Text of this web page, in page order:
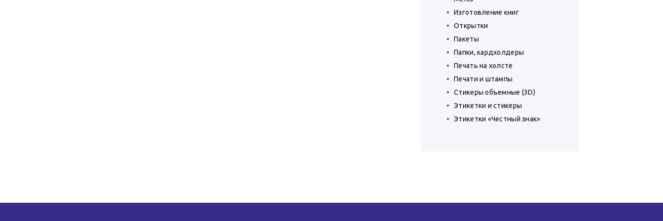
Изготовление книг
Открытки
Пакеты
Папки, кардхолдеры
Печать на холсте
Печати и штампы
Стикеры объемные (3D)
Этикетки и стикеры
Этикетки «Честный знак»